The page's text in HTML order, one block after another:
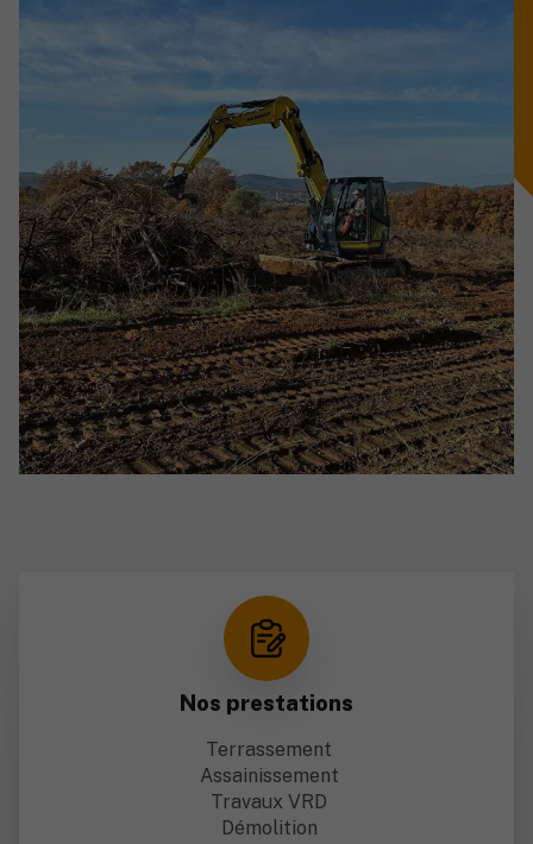
Nos prestations
Terrassement
Assainissement
Travaux VRD
Démolition